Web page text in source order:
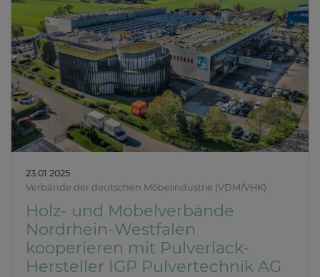
23.01.2025
Verbände der deutschen Möbelindustrie (VDM/VHK)
Holz- und Möbelverbände
Nordrhein-Westfalen
kooperieren mit Pulverlack-
Hersteller IGP Pulvertechnik AG